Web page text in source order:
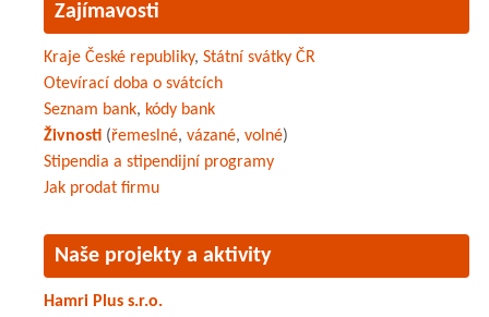
Zajímavosti
Kraje České republiky, Státní svátky ČR
Otevírací doba o svátcích
Seznam bank, kódy bank
Živnosti (řemeslné, vázané, volné)
Stipendia a stipendijní programy
Jak prodat firmu
Naše projekty a aktivity
Hamri Plus s.r.o.